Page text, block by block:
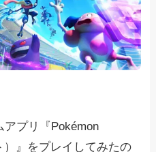
プリ『Pokémon
』をプレイしてみたの